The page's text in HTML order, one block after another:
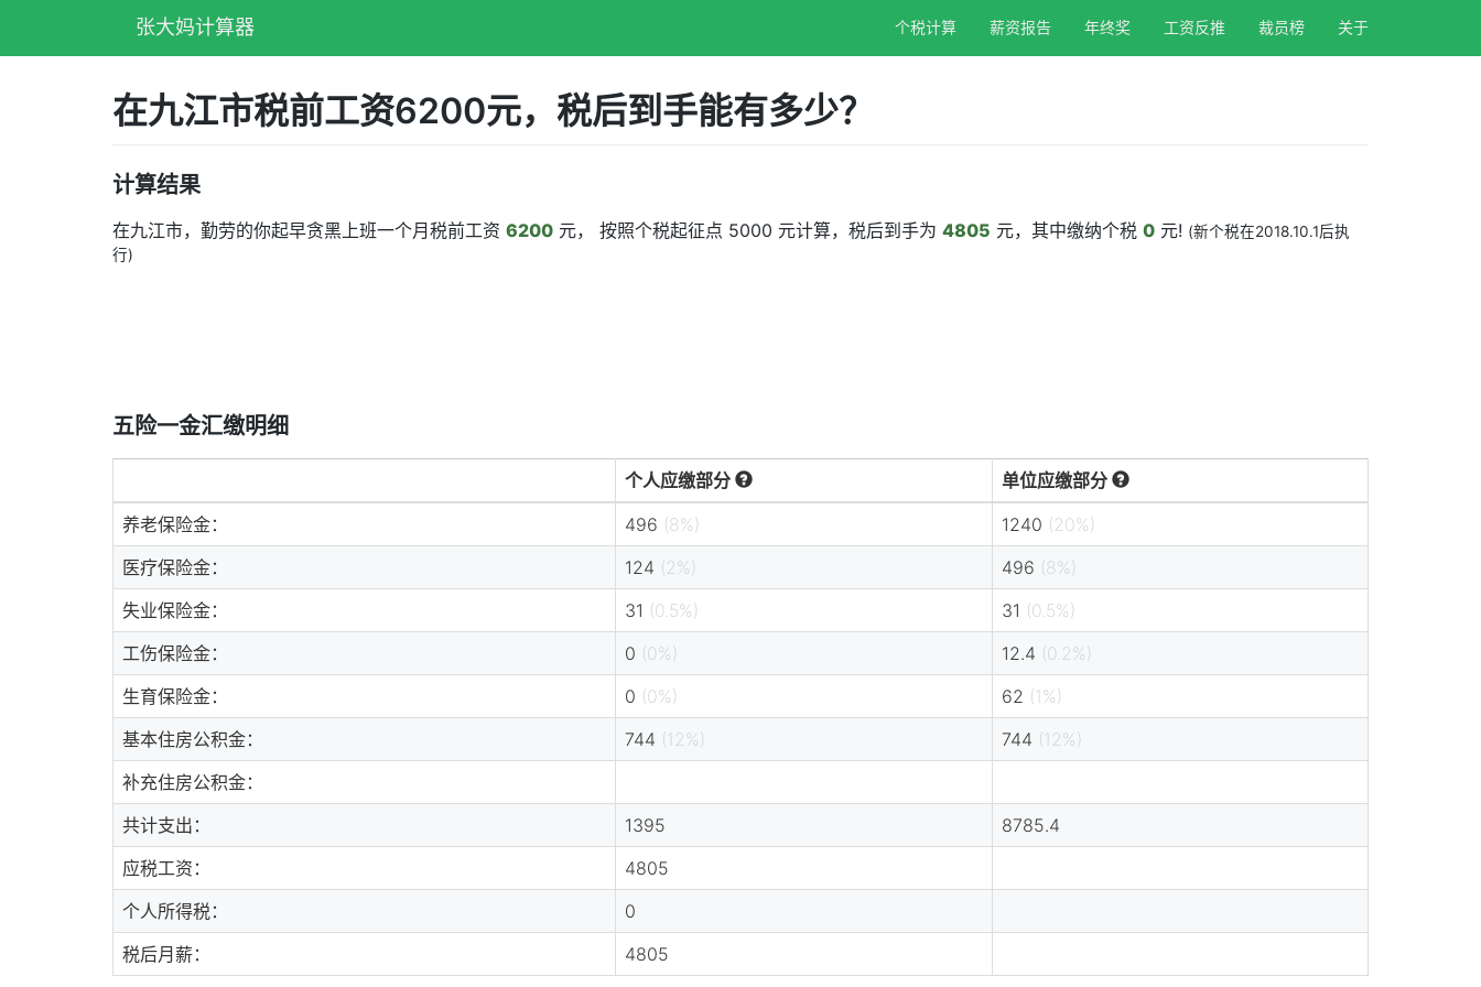
张大妈计算器 个税计算 薪资报告 年终奖 工资反推 裁员榜 关于
在九江市税前工资6200元，税后到手能有多少？
计算结果
在九江市，勤劳的你起早贪黑上班一个月税前工资 6200 元， 按照个税起征点 5000 元计算，税后到手为 4805 元，其中缴纳个税 0 元! (新个税在2018.10.1后执
行)
五险一金汇缴明细
个人应缴部分
单位应缴部分
养老保险金：
496 (8%) 1240 (20%)
医疗保险金：
124 (2%) 496 (8%)
失业保险金：
31 (0.5%) 31 (0.5%)
工伤保险金：
0 (0%) 12.4 (0.2%)
生育保险金：
0 (0%) 62 (1%)
基本住房公积金：
744 (12%) 744 (12%)
补充住房公积金：
共计支出：
1395
8785.4
应税工资：
4805
个人所得税：
0
税后月薪：
4805